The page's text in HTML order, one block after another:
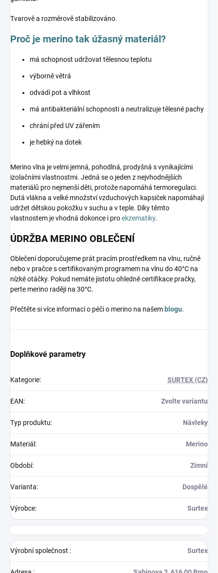
Tvarově a rozměrově stabilizováno.
Proč je merino tak úžasný materiál?
má schopnost udržovat tělesnou teplotu
výborně větrá
odvádí pot a vlhkost
má antibakteriální schopnosti a neutralizuje tělesné pachy
chrání před UV zářením
je hebký na dotek
Merino vlna je velmi jemná, pohodlná, prodyšná s vynikajícími
izolačními vlastnostmi. Jedná se o jeden z nejvhodnějších
materiálů pro nejmenší děti, protože napomáhá termoregulaci.
Dutá vlákna a velké množství vzduchových kapsiček napomáhají
udržet dětskou pokožku v suchu a v teple. Díky těmto
vlastnostem je vhodná dokonce i proekzematiky.
ÚDRŽBA MERINO OBLEČENÍ
Oblečení doporučujeme prát pracím prostředkem na vlnu, ručně
nebo v pračce s certifikovaným programem na vlnu do 40°C na
nízké otáčky. Pokud nemáte jistotu ohledně certifikace pračky,
perte merino raději na 30°C.
Přečtěte si více informací o péči o merino na našem blogu.
Doplňkové parametry
Kategorie: SURTEX (CZ)
EAN: Zvolte variantu
Typ produktu: Návleky
Materiál : Merino
Období: Zimní
Varianta: Dospělé
Výrobce: Surtex
Výrobní společnost : Surtex